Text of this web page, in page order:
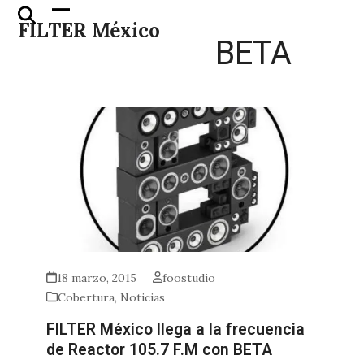
Skip
FILTER México
Open
mobile
Close
mobile
BETA
18 marzo, 2015
foostudio
Cobertura, Noticias
FILTER México llega a la frecuencia
de Reactor 105.7 F.M con BETA